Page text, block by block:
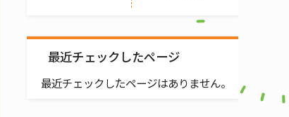
最近チェックしたページ
最近チェックしたページはありません。